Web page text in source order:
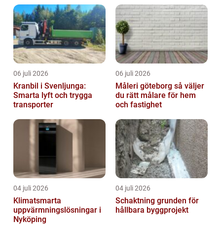
06 juli 2026
Kranbil i Svenljunga:
Smarta lyft och trygga
transporter
06 juli 2026
Måleri göteborg så väljer
du rätt målare för hem
och fastighet
04 juli 2026
Klimatsmarta
uppvärmningslösningar i
Nyköping
04 juli 2026
Schaktning grunden för
hållbara byggprojekt